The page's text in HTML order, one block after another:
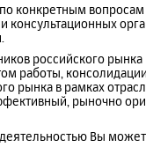
конкретным
консультационных
российского
работы,
рынка в рамках
рыночно
Вы